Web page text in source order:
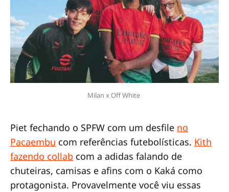
Milan x Off White
Piet fechando o SPFW com um desfile no
Pacaembu com referências futebolísticas. Kith
fazendo collab com a adidas falando de
chuteiras, camisas e afins com o Kaká como
protagonista. Provavelmente você viu essas